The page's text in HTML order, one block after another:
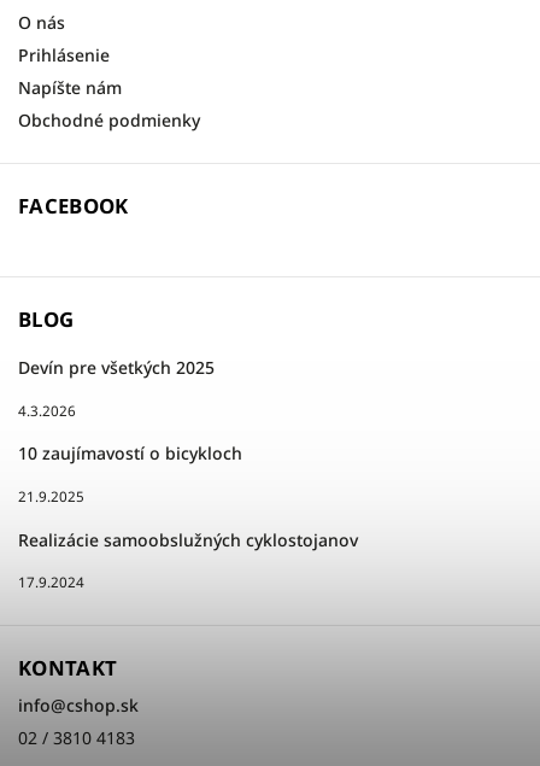
O nás
Prihlásenie
Napíšte nám
Obchodné podmienky
FACEBOOK
BLOG
Devín pre všetkých 2025
4.3.2026
10 zaujímavostí o bicykloch
21.9.2025
Realizácie samoobslužných cyklostojanov
17.9.2024
KONTAKT
info@cshop.sk
02 / 3810 4183